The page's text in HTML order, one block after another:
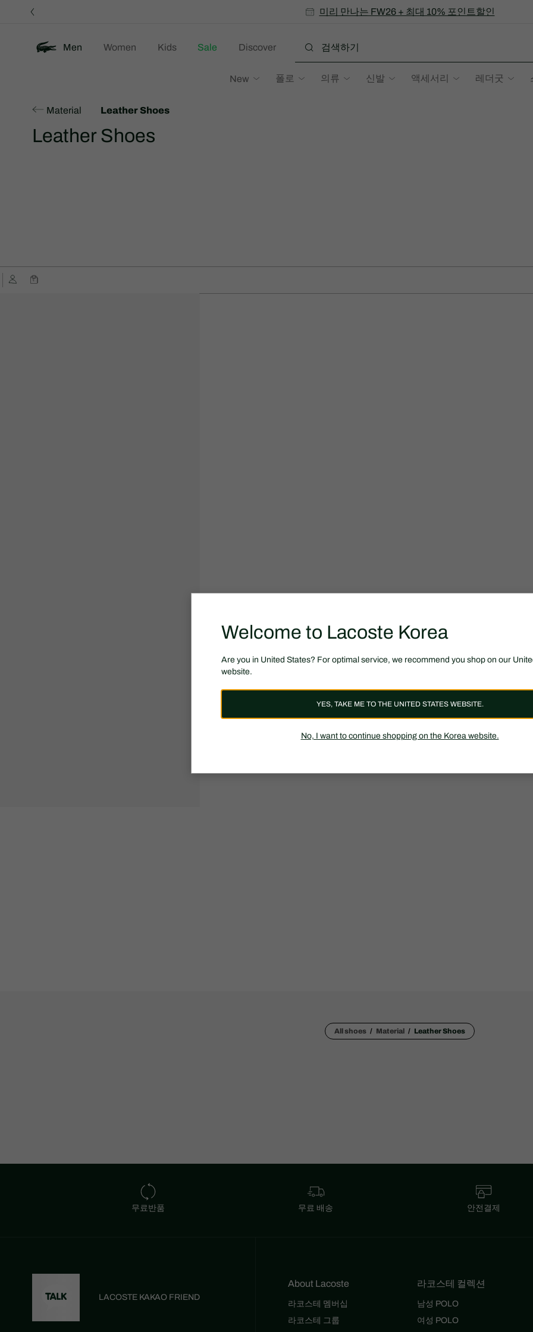
SS26 시즌오프 세일
미리 만나는 FW26 + 최대 10% 포인트할인
Men
New 폴로 의류 신발 액세서리 레더굿
Women Kids Sale Discover
Material Leather Shoes
Leather Shoes
All shoes Material Leather Shoes
무료반품 무료 배송 안전결제
LACOSTE KAKAO FRIEND
About Lacoste
라코스테 멤버십
라코스테 그룹
라코스테 컬렉션
남성 POLO
여성 POLO
Welcome to Lacoste Korea
Are you in United States? For optimal service, we recommend you shop on our
website.
YES, TAKE ME TO THE UNITED STATES WEBSITE.
No, I want to continue shopping on the Korea website.